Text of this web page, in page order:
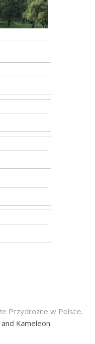
Przydrożne w Polsce.
Kameleon.